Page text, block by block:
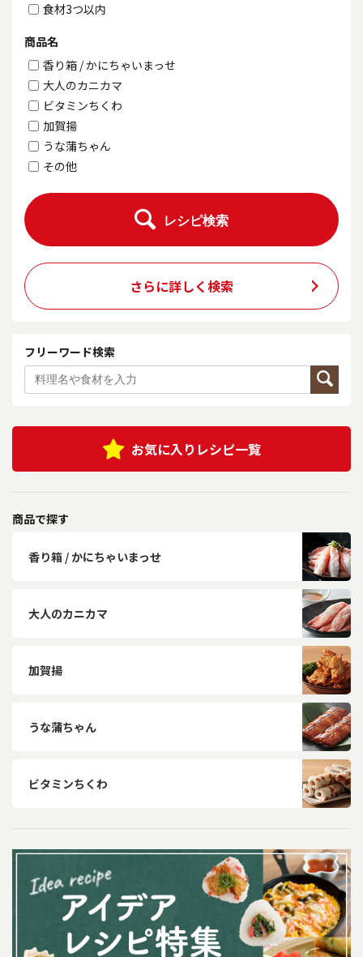
食材3つ以内
商品名
香り箱 / かにちゃいまっせ
大人のカニカマ
ビタミンちくわ
加賀揚
うな蒲ちゃん
その他
レシピ検索
さらに詳しく検索
フリーワード検索
お気に入りレシピ一覧
商品で探す
香り箱 / かにちゃいまっせ
大人のカニカマ
加賀揚
うな蒲ちゃん
ビタミンちくわ